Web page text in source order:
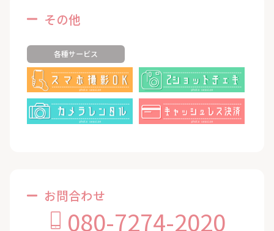
その他
各種サービス
お問合わせ
080-7274-2020